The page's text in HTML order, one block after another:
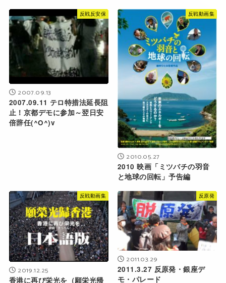
反戦反安保
2007.09.13
2007.09.11 テロ特措法延長阻
止！京都デモに参加～翌日安
倍辞任(^O^)v
反戦動画集
2010.05.27
2010 映画「ミツバチの羽音
と地球の回転」予告編
反戦動画集
2019.12.25
香港に再び栄光を（願栄光帰
反原発
2011.03.29
2011.3.27 反原発・銀座デ
モ・パレード